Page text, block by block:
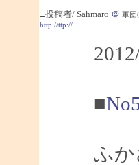
□投稿者/ Sahmaro ＠ 軍団
http://ttp://
■
ふか